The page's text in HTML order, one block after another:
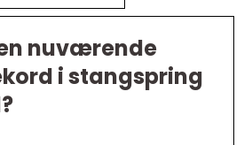
nuværende
i stangspring